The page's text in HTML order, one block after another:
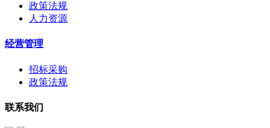
政策法规
人力资源
经营管理
招标采购
政策法规
联系我们